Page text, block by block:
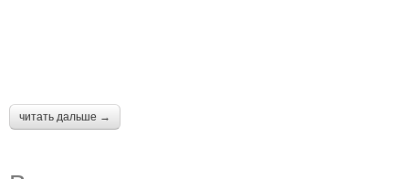
читать дальше →